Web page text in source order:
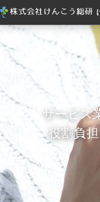
サービス
役割負